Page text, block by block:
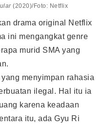
(2020)/Foto: Netflix
drama original Netflix
ini mengangkat genre
murid SMA yang
menyimpan rahasia
ilegal. Hal itu ia
karena keadaan
itu, ada Gyu Ri